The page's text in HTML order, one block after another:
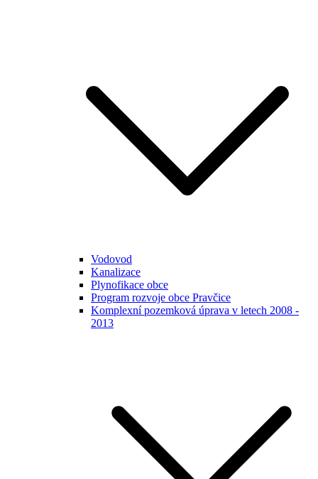
Vodovod
Kanalizace
Plynofikace obce
Program rozvoje obce Pravčice
Komplexní pozemková úprava v letech 2008 -
2013